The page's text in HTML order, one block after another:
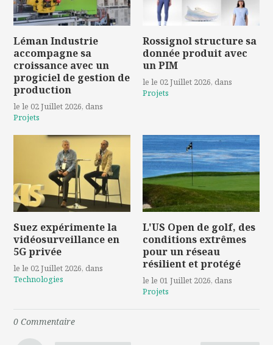
Léman Industrie
accompagne sa
croissance avec un
progiciel de gestion de
production
le le 02 Juillet 2026, dans
Projets
Rossignol structure sa
donnée produit avec
un PIM
le le 02 Juillet 2026, dans
Projets
Suez expérimente la
vidéosurveillance en
5G privée
le le 02 Juillet 2026, dans
Technologies
L'US Open de golf, des
conditions extrêmes
pour un réseau
résilient et protégé
le le 01 Juillet 2026, dans
Projets
0 Commentaire